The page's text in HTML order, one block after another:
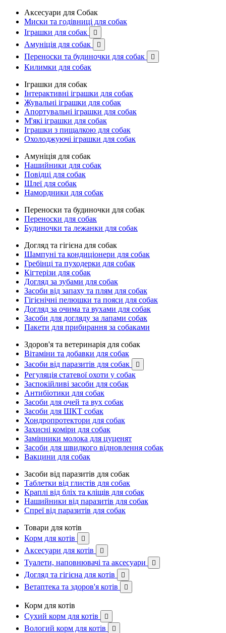
Аксесуари для Собак
Миски та годівниці для собак
Іграшки для собак

Амуніція для собак 
Переноски та будиночки для собак 
Килимки для собак
Іграшки для собак
Інтерактивні іграшки для собак
Жувальні іграшки для собак
Апортувальні іграшки для собак
М'які іграшки для собак
Іграшки з пищалкою для собак
Охолоджуючі іграшки для собак
Амуніція для собак
Нашийники для собак
Повідці для собак
Шлеї для собак
Намордники для собак
Переноски та будиночки для собак
Переноски для собак
Будиночки та лежанки для собак
Догляд та гігієна для собак
Шампуні та кондиціонери для собак
Гребінці та пуходерки для собак
Кігтерізи для собак
Догляд за зубами для собак
Засоби від запаху та плям для собак
Гігієнічні пелюшки та пояси для собак
Догляд за очима та вухами для собак
Засоби для догляду за лапами собак
Пакети для прибирання за собаками
Здоров'я та ветеринарія для собак
Вітаміни та добавки для собак
Засоби від паразитів для собак

Регуляція статевої охоти у собак
Заспокійливі засоби для собак
Антибіотики для собак
Засоби для очей та вух собак
Засоби для ШКТ собак
Хондропротектори для собак
Захисні коміри для собак
Замінники молока для цуценят
Засоби для швидкого відновлення собак
Вакцини для собак
Засоби від паразитів для собак
Таблетки від глистів для собак
Краплі від бліх та кліщів для собак
Нашийники від паразитів для собак
Спреї від паразитів для собак
Товари для котів
Корм для котів

Аксесуари для котів 
Туалети, наповнювачі та аксесуари 
Догляд та гігієна для котів 
Ветаптека та здоров'я котів 
Корм для котів
Сухий корм для котів

Вологий корм для котів 